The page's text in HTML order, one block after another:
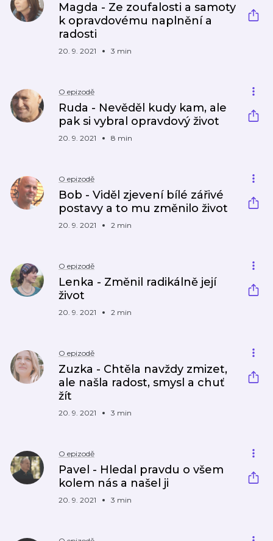
Magda - Ze zoufalosti a samoty
k opravdovému naplnění a
radosti
20. 9. 2021 3 min
O epizodě
Ruda - Nevěděl kudy kam, ale
pak si vybral opravdový život
20. 9. 2021 8 min
O epizodě
Bob - Viděl zjevení bílé zářivé
postavy a to mu změnilo život
20. 9. 2021 2 min
O epizodě
Lenka - Změnil radikálně její
život
20. 9. 2021 2 min
O epizodě
Zuzka - Chtěla navždy zmizet,
ale našla radost, smysl a chuť
žít
20. 9. 2021 3 min
O epizodě
Pavel - Hledal pravdu o všem
kolem nás a našel ji
20. 9. 2021 3 min